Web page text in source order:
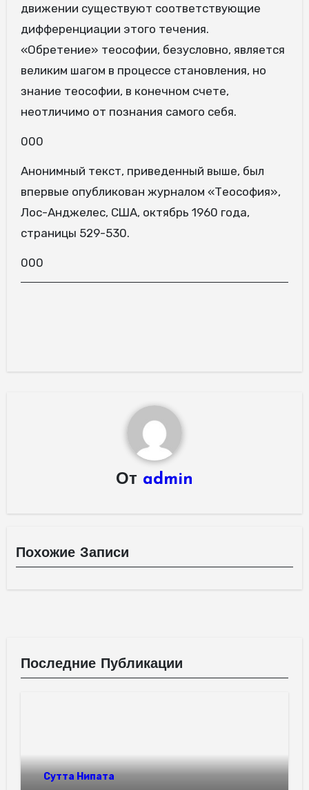
движении существуют соответствующие
дифференциации этого течения.
«Обретение» теософии, безусловно, является
великим шагом в процессе становления, но
знание теософии, в конечном счете,
неотличимо от познания самого себя.
000
Анонимный текст, приведенный выше, был
впервые опубликован журналом «Теософия»,
Лос-Анджелес, США, октябрь 1960 года,
страницы 529-530.
000
От admin
Похожие Записи
Последние Публикации
Сутта Нипата